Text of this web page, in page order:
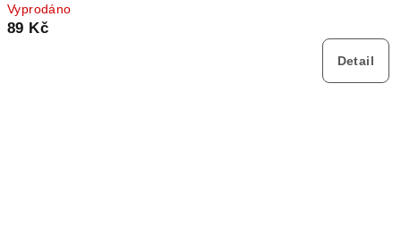
Vyprodáno
89 Kč
Detail